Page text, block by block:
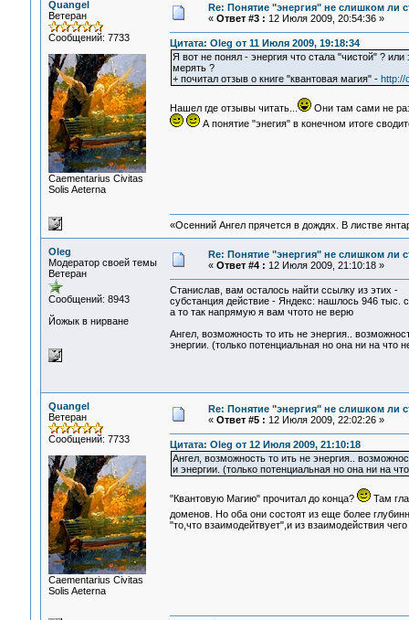
Quangel
Ветеран
Сообщений: 7733
Сaementarius Civitas
Solis Aeterna
Re: Понятие "энергия" не слишком ли
« Ответ #3 : 12 Июля 2009, 20:54:36 »
Цитата: Oleg от 11 Июля 2009, 19:18:34
Я вот не понял - энергия что стала "чистой" ?
мерять ?
+ почитал отзыв о книге "квантовая магия" - http://
Нашел где отзывы читать...
Они там сами не
А понятие "энегия" в конечном итоге
«Осенний Ангел прячется в дождях. В листве
Oleg
Модератор своей темы
Ветеран
Сообщений: 8943
Йожык в нирване
Re: Понятие "энергия" не слишком ли
« Ответ #4 : 12 Июля 2009, 21:10:18 »
Станислав, вам осталось найти ссылку из этих -
субстанция действие - Яндекс: нашлось 946 тыс.
а то так напрямую я вам чтото не верю
Ангел, возможность то ить не энергия..
энергии. (только потенциальная но она ни на что
Quangel
Ветеран
Сообщений: 7733
Сaementarius Civitas
Solis Aeterna
Re: Понятие "энергия" не слишком ли
« Ответ #5 : 12 Июля 2009, 22:02:26 »
Цитата: Oleg от 12 Июля 2009, 21:10:18
Ангел, возможность то ить не энергия..
и энергии. (только потенциальная но она ни на
"Квантовую Магию" прочитал до конца?
Там
доменов. Но оба они состоят из еще более
"то,что взаимодейтвует",и из взаимодействия